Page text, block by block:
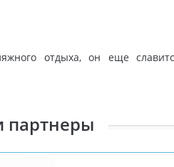
отдыха, он еще
партнеры